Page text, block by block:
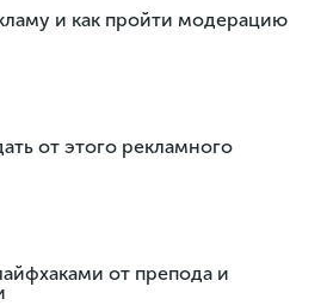
и как пройти модерацию
от этого рекламного
от препода и